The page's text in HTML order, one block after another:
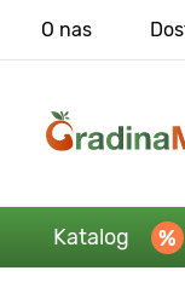
O nas
Katalog